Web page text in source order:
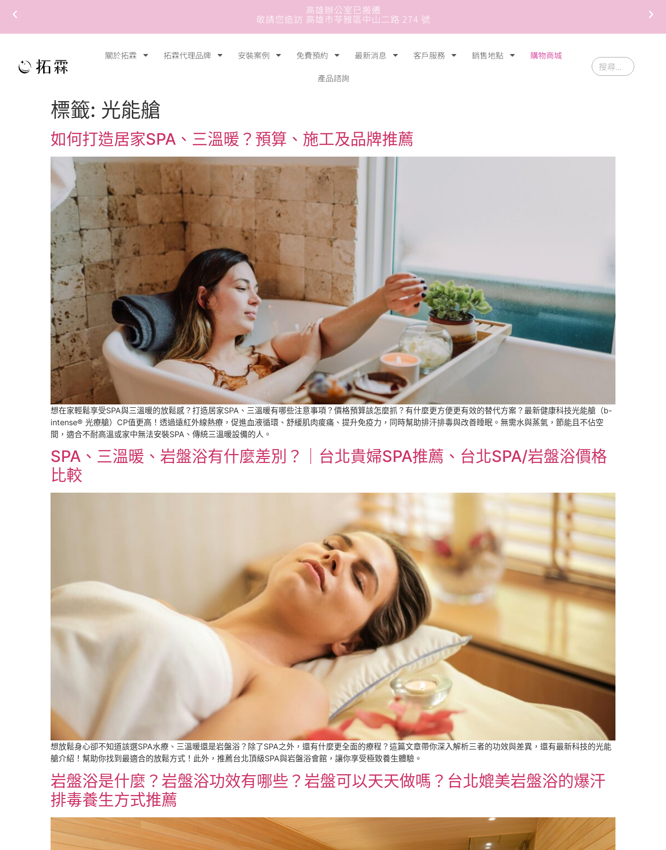
高雄辦公室已搬遷
敬請您造訪 高雄市苓雅區中山二路 274 號
關於拓霖 拓霖代理品牌 安裝案例 免費預約 最新消息 客戶服務 銷售地點
購物商城
產品諮詢
標籤: 光能艙
如何打造居家SPA、三溫暖？預算、施工及品牌推薦​
想在家輕鬆享受SPA與三溫暖的放鬆感？打造居家SPA、三溫暖有哪些注意事項？價格預算該怎麼抓？有什麼更方便更有效的替代方案？最新健康科技光能艙（b-
intense® 光療艙）CP值更高！透過遠紅外線熱療，促進血液循環、舒緩肌肉痠痛、提升免疫力，同時幫助排汗排毒與改善睡眠。無需水與蒸氣，節能且不佔空
間，適合不耐高溫或家中無法安裝SPA、傳統三溫暖設備的人。
SPA、三溫暖、岩盤浴有什麼差別？｜台北貴婦SPA推薦、台北SPA/岩盤浴價格
比較​
想放鬆身心卻不知道該選SPA水療、三溫暖還是岩盤浴？除了SPA之外，還有什麼更全面的療程？這篇文章帶你深入解析三者的功效與差異，還有最新科技的光能
艙介紹！幫助你找到最適合的放鬆方式！此外，推薦台北頂級SPA與岩盤浴會館，讓你享受極致養生體驗。
岩盤浴是什麼？岩盤浴功效有哪些？岩盤可以天天做嗎？台北媲美岩盤浴的爆汗
排毒養生方式推薦